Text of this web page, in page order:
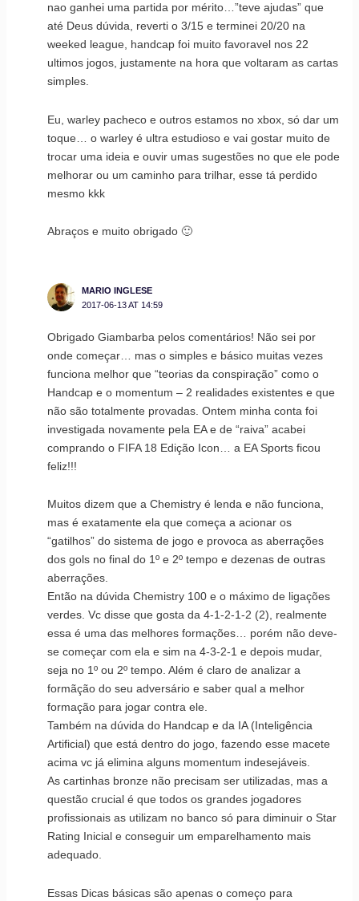
nao ganhei uma partida por mérito…”teve ajudas” que
até Deus dúvida, reverti o 3/15 e terminei 20/20 na
weeked league, handcap foi muito favoravel nos 22
ultimos jogos, justamente na hora que voltaram as cartas
simples.
Eu, warley pacheco e outros estamos no xbox, só dar um
toque… o warley é ultra estudioso e vai gostar muito de
trocar uma ideia e ouvir umas sugestões no que ele pode
melhorar ou um caminho para trilhar, esse tá perdido
mesmo kkk
Abraços e muito obrigado 🙂
MARIO INGLESE
2017-06-13 AT 14:59
Obrigado Giambarba pelos comentários! Não sei por
onde começar… mas o simples e básico muitas vezes
funciona melhor que “teorias da conspiração” como o
Handcap e o momentum – 2 realidades existentes e que
não são totalmente provadas. Ontem minha conta foi
investigada novamente pela EA e de “raiva” acabei
comprando o FIFA 18 Edição Icon… a EA Sports ficou
feliz!!!
Muitos dizem que a Chemistry é lenda e não funciona,
mas é exatamente ela que começa a acionar os
“gatilhos” do sistema de jogo e provoca as aberrações
dos gols no final do 1º e 2º tempo e dezenas de outras
aberrações.
Então na dúvida Chemistry 100 e o máximo de ligações
verdes. Vc disse que gosta da 4-1-2-1-2 (2), realmente
essa é uma das melhores formações… porém não deve-
se começar com ela e sim na 4-3-2-1 e depois mudar,
seja no 1º ou 2º tempo. Além é claro de analizar a
formãção do seu adversário e saber qual a melhor
formação para jogar contra ele.
Também na dúvida do Handcap e da IA (Inteligência
Artificial) que está dentro do jogo, fazendo esse macete
acima vc já elimina alguns momentum indesejáveis.
As cartinhas bronze não precisam ser utilizadas, mas a
questão crucial é que todos os grandes jogadores
profissionais as utilizam no banco só para diminuir o Star
Rating Inicial e conseguir um emparelhamento mais
adequado.
Essas Dicas básicas são apenas o começo para